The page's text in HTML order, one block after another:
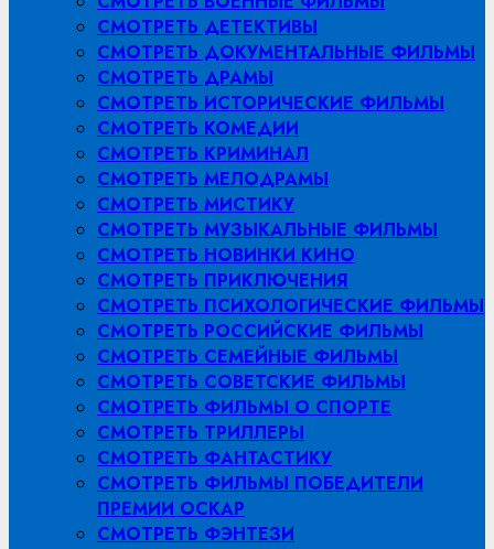
СМОТРЕТЬ ДЕТЕКТИВЫ
СМОТРЕТЬ ДОКУМЕНТАЛЬНЫЕ ФИЛЬМЫ
СМОТРЕТЬ ДРАМЫ
СМОТРЕТЬ ИСТОРИЧЕСКИЕ ФИЛЬМЫ
СМОТРЕТЬ КОМЕДИИ
СМОТРЕТЬ КРИМИНАЛ
СМОТРЕТЬ МЕЛОДРАМЫ
СМОТРЕТЬ МИСТИКУ
СМОТРЕТЬ МУЗЫКАЛЬНЫЕ ФИЛЬМЫ
СМОТРЕТЬ НОВИНКИ КИНО
СМОТРЕТЬ ПРИКЛЮЧЕНИЯ
СМОТРЕТЬ ПСИХОЛОГИЧЕСКИЕ ФИЛЬМЫ
СМОТРЕТЬ РОССИЙСКИЕ ФИЛЬМЫ
СМОТРЕТЬ СЕМЕЙНЫЕ ФИЛЬМЫ
СМОТРЕТЬ СОВЕТСКИЕ ФИЛЬМЫ
СМОТРЕТЬ ФИЛЬМЫ О СПОРТЕ
СМОТРЕТЬ ТРИЛЛЕРЫ
СМОТРЕТЬ ФАНТАСТИКУ
СМОТРЕТЬ ФИЛЬМЫ ПОБЕДИТЕЛИ
ПРЕМИИ ОСКАР
СМОТРЕТЬ ФЭНТЕЗИ